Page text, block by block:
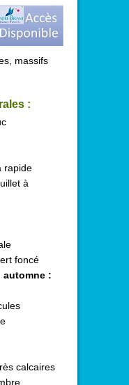
massifs
:
rapide
à
foncé
automne :
calcaires